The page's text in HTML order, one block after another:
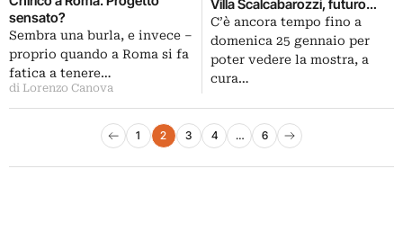
sensato?
Sembra una burla, e invece –
proprio quando a Roma si fa
fatica a tenere…
di Lorenzo Canova
Villa Scalcabarozzi, futuro
Museo del Gioiello. Una
wunderkammer di dipinti e
gioielli
C’è ancora tempo fino a
domenica 25 gennaio per
poter vedere la mostra, a
cura…
Paginazione degli articoli
Pagina precedente
1 2 3 4 … 6
Pagina successiva